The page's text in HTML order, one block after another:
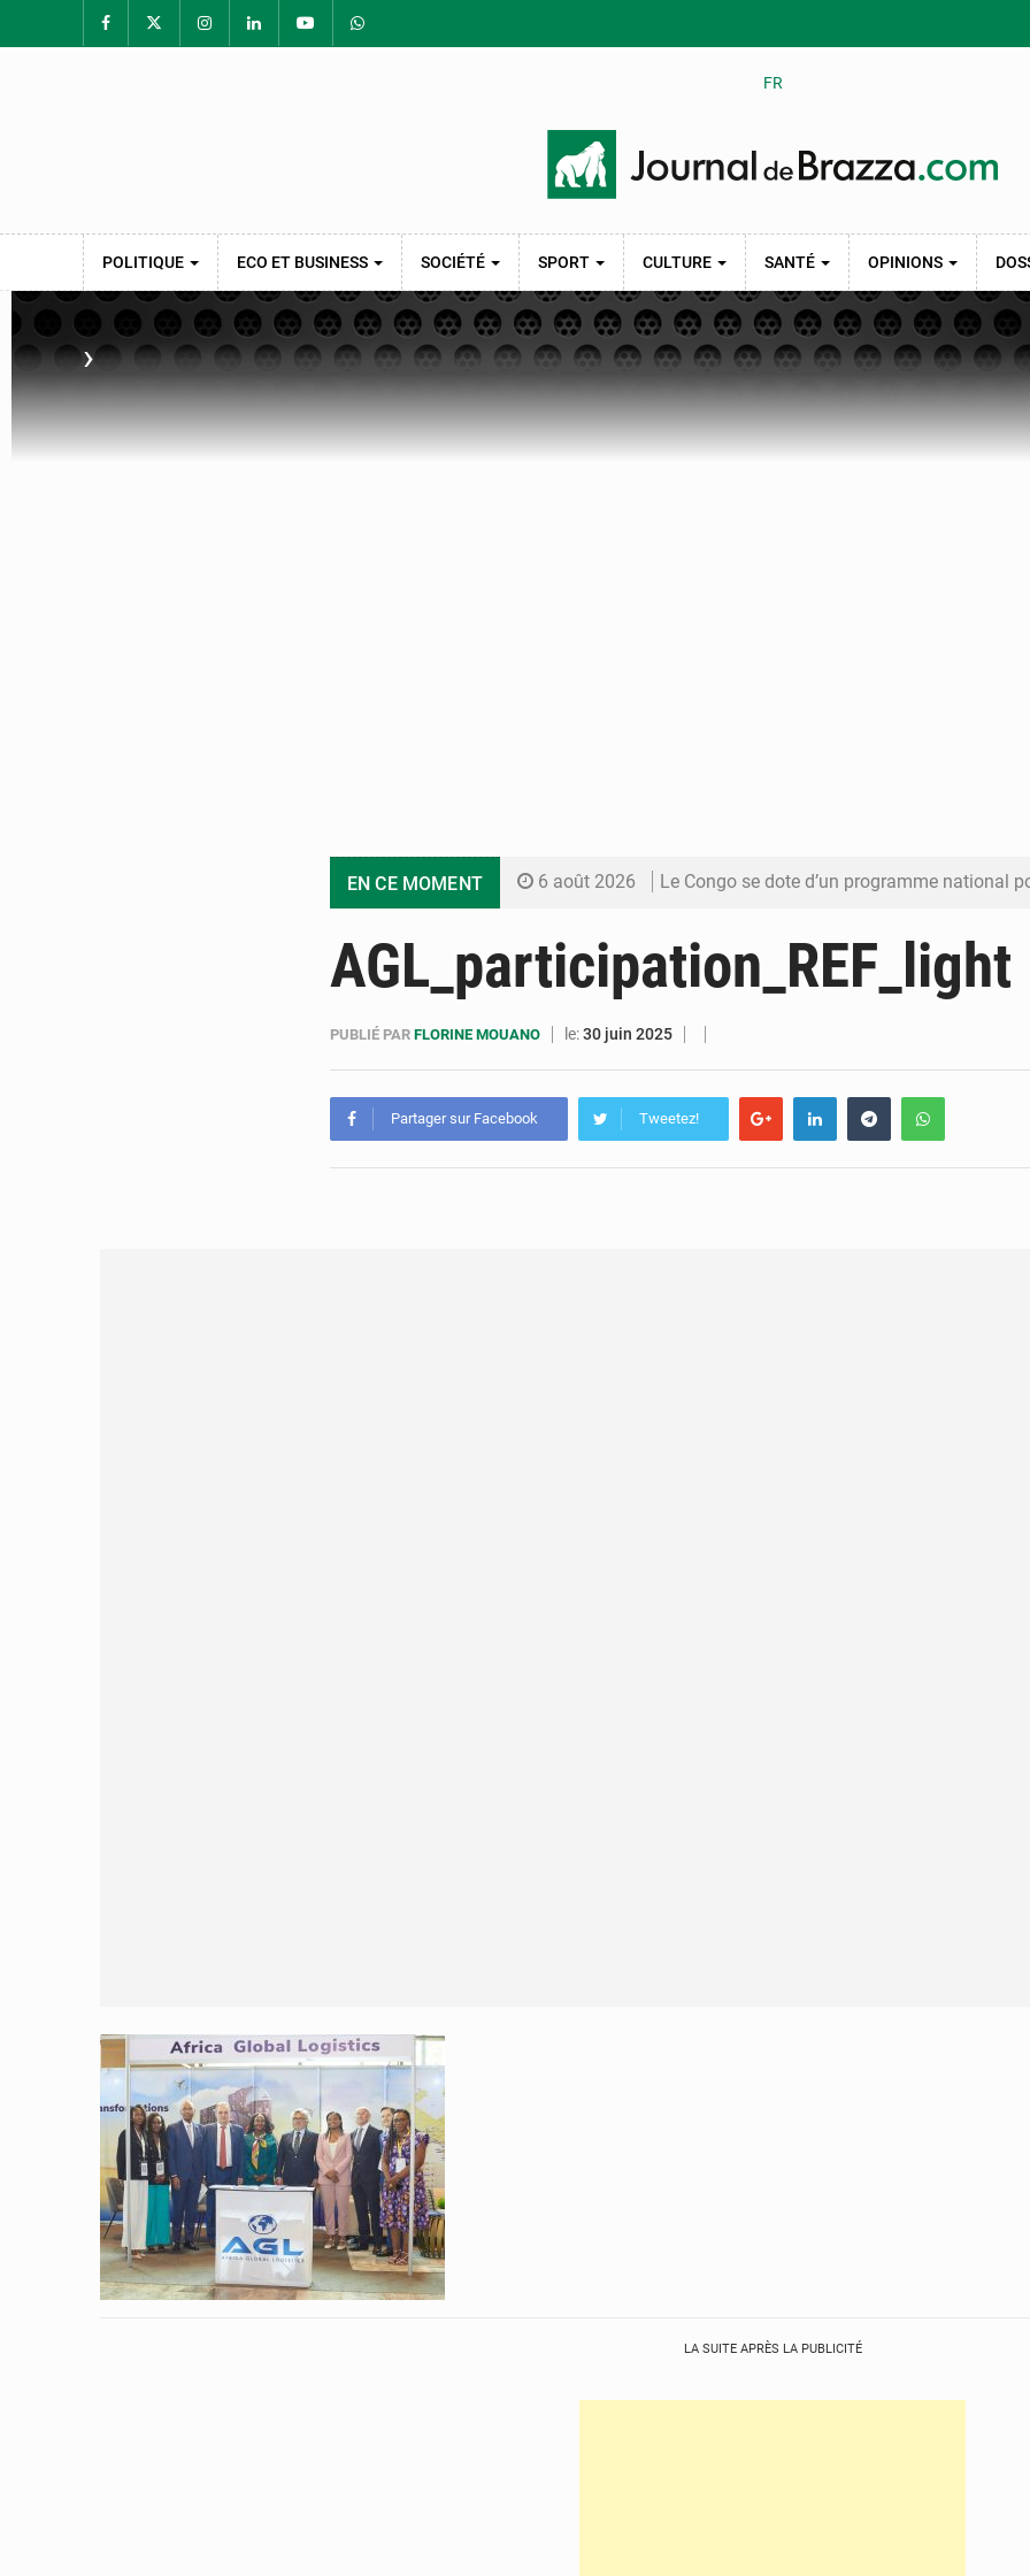
FR
POLITIQUE ECO ET BUSINESS SOCIÉTÉ SPORT CULTURE SANTÉ OPINIONS
›
EN CE MOMENT 6 août 2026 Le Congo se dote d’un programme national pour valoriser les
5 août 2026 Cémac : la Commission présente à Denis Sassou
5 août 2026 Assassinat de l’entrepreneur sportif Vally Amisi : le principal
AGL_participation_REF_light
PUBLIÉ PAR FLORINE MOUANO le:30 juin 2025
Partager sur Facebook Tweetez!
LA SUITE APRÈS LA PUBLICITÉ